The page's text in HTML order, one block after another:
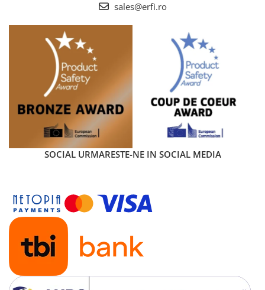
sales@erfi.ro
SOCIAL URMARESTE-NE IN SOCIAL MEDIA